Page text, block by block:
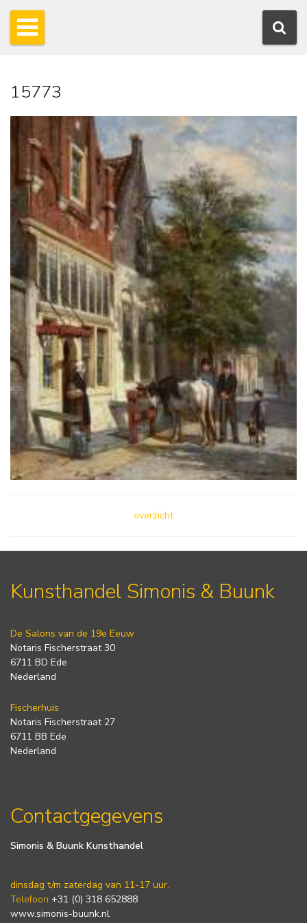
15773
overzicht
Kunsthandel Simonis & Buunk
De Salons van de 19e Eeuw
Notaris Fischerstraat 30
6711 BD Ede
Nederland
Fischerhuis
Notaris Fischerstraat 27
6711 BB Ede
Nederland
Contactgegevens
Simonis & Buunk Kunsthandel
dinsdag t/m zaterdag van 11-17 uur.
Telefoon +31 (0) 318 652888
www.simonis-buunk.nl